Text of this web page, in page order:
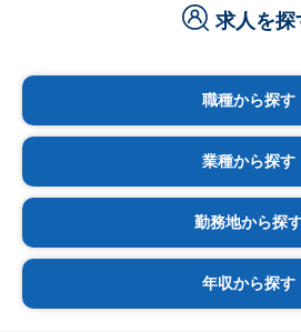
求人を探
職種から探す
業種から探す
勤務地から探
年収から探す